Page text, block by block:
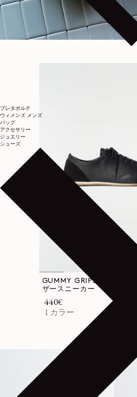
プレタポルテ
ウィメンズ メンズ
バッグ
アクセサリー
ジュエリー
シューズ
GUMMY GRIPS ミックスレ
ザースニーカー
通常価格
440€
1 カラー